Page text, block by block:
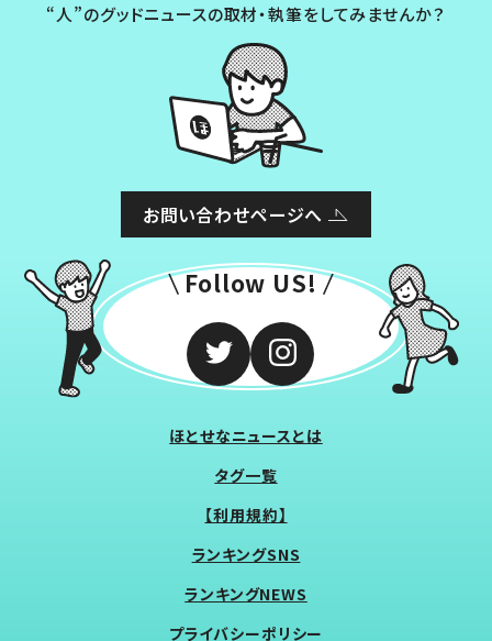
“人”のグッドニュースの取材・執筆をしてみませんか？
お問い合わせページへ
Follow US!
ほとせなニュースとは
タグ一覧
【利用規約】
ランキングSNS
ランキングNEWS
プライバシーポリシー